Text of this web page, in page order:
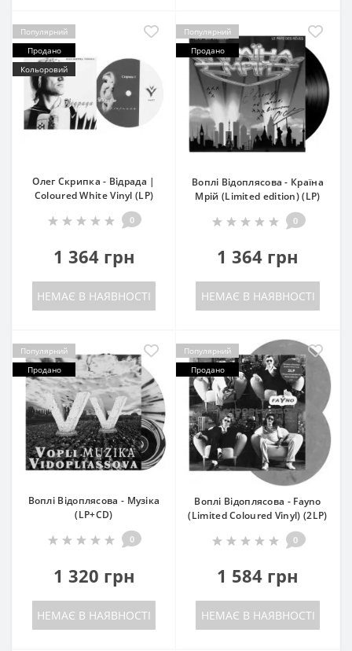
Популярний
Продано
Кольоровий
Олег Скрипка - Відрада |
Coloured White Vinyl (LP)
0
1 364 грн
НЕМАЄ В НАЯВНОСТІ
Популярний
Продано
Воплі Відоплясова - Країна
Мрій (Limited edition) (LP)
0
1 364 грн
НЕМАЄ В НАЯВНОСТІ
Популярний
Продано
Воплі Відоплясова - Музіка
(LP+CD)
0
1 320 грн
НЕМАЄ В НАЯВНОСТІ
Популярний
Продано
Воплі Відоплясова - Fayno
(Limited Coloured Vinyl) (2LP)
0
1 584 грн
НЕМАЄ В НАЯВНОСТІ